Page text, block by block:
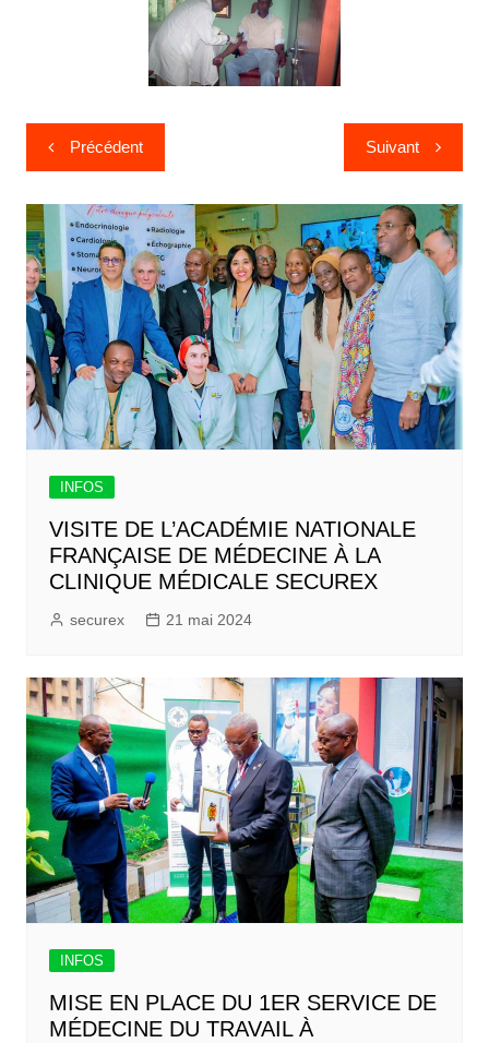
Précédent Suivant
INFOS
VISITE DE L’ACADÉMIE NATIONALE
FRANÇAISE DE MÉDECINE À LA
CLINIQUE MÉDICALE SECUREX
securex 21 mai 2024
INFOS
MISE EN PLACE DU 1ER SERVICE DE
MÉDECINE DU TRAVAIL À